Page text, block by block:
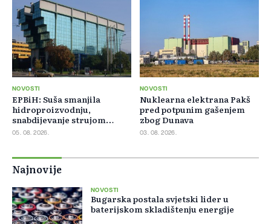
NOVOSTI
EPBiH: Suša smanjila
hidroproizvodnju,
snabdijevanje strujom
ostaje stabilno
05. 08. 2026.
NOVOSTI
Nuklearna elektrana Pakš
pred potpunim gašenjem
zbog Dunava
03. 08. 2026.
Najnovije
NOVOSTI
Bugarska postala svjetski lider u
baterijskom skladištenju energije